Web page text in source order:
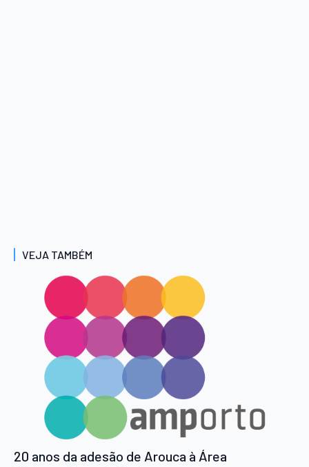
VEJA TAMBÉM
20 anos da adesão de Arouca à Área